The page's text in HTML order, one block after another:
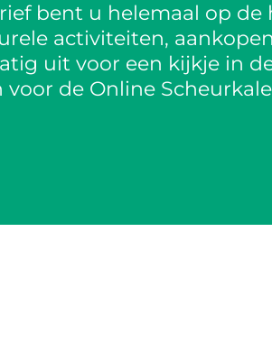
bent u helemaal op de
activiteiten,
uit voor een kijkje in
de Online